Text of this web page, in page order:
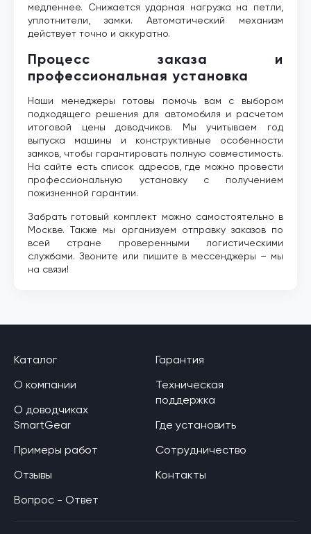
медленнее. Снижается ударная нагрузка на петли,
уплотнители, замки. Автоматический механизм
действует точно и аккуратно.
Процесс заказа и
профессиональная установка
Наши менеджеры готовы помочь вам с выбором
подходящего решения для автомобиля и расчетом
итоговой цены доводчиков. Мы учитываем год
выпуска машины и конструктивные особенности
замков, чтобы гарантировать полную совместимость.
На сайте есть список адресов, где можно провести
профессиональную установку с получением
пожизненной гарантии.
Забрать готовый комплект можно самостоятельно в
Москве. Также мы организуем отправку заказов по
всей стране проверенными логистическими
службами. Звоните или пишите в мессенджеры – мы
на связи!
Каталог
О компании
О доводчиках
SmartGear
Примеры работ
Отзывы
Вопрос - Ответ
Гарантия
Техническая
поддержка
Где установить
Сотрудничество
Контакты